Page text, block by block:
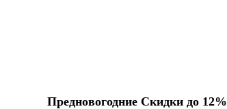
Предновогодние Скидки до 12%